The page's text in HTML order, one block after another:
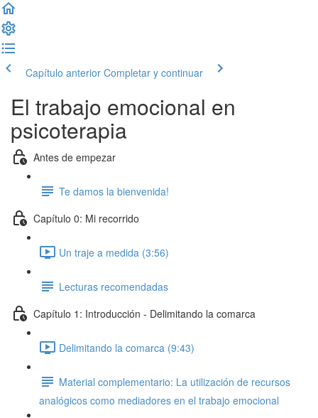
Capítulo anterior Completar y continuar
El trabajo emocional en
psicoterapia
Antes de empezar
Te damos la bienvenida!
Capítulo 0: Mi recorrido
Un traje a medida (3:56)
Lecturas recomendadas
Capítulo 1: Introducción - Delimitando la comarca
Delimitando la comarca (9:43)
Material complementario: La utilización de recursos
analógicos como mediadores en el trabajo emocional